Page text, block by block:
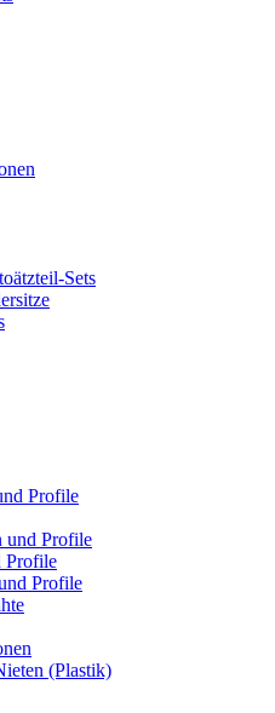
Sets
Profile
und Profile
Profile
Profile
(Plastik)